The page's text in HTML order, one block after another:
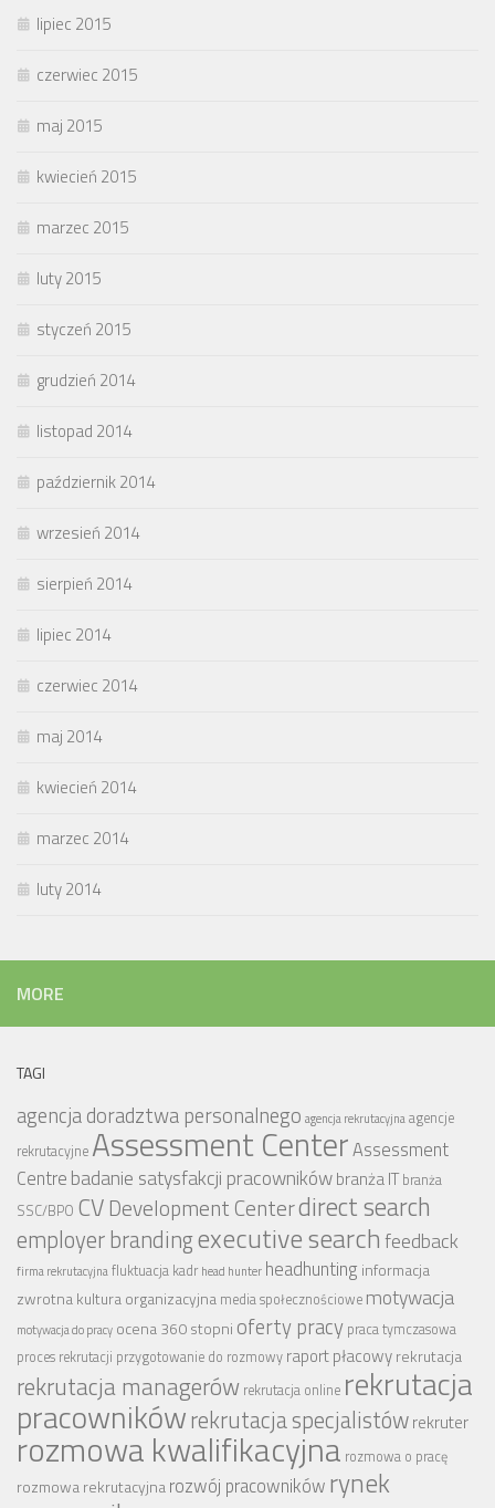
lipiec 2015
czerwiec 2015
maj 2015
kwiecień 2015
marzec 2015
luty 2015
styczeń 2015
grudzień 2014
listopad 2014
październik 2014
wrzesień 2014
sierpień 2014
lipiec 2014
czerwiec 2014
maj 2014
kwiecień 2014
marzec 2014
luty 2014
MORE
TAGI
agencja doradztwa personalnego agencja rekrutacyjnaagencje
rekrutacyjne Assessment CenterAssessment
Centre badanie satysfakcji pracownikówbranża IT branża
SSC/BPO CV Development Centerdirect search
employer brandingexecutive searchfeedback
firma rekrutacyjnafluktuacja kadr head hunter headhunting informacja
zwrotnakultura organizacyjna media społecznościowe motywacja
motywacja do pracy ocena 360 stopni oferty pracy praca tymczasowa
proces rekrutacji przygotowanie do rozmowy raport płacowyrekrutacja
rekrutacja managerów rekrutacja online rekrutacja
pracownikówrekrutacja specjalistówrekruter
rozmowa kwalifikacyjna rozmowa o pracę
rozmowa rekrutacyjnarozwój pracowników rynek